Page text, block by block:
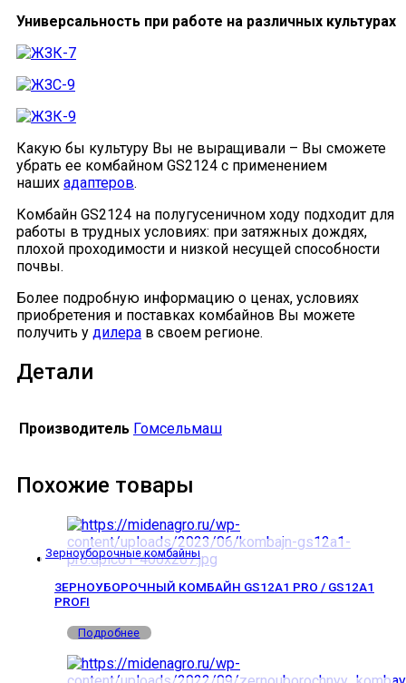
Универсальность при работе на различных культурах
Какую бы культуру Вы не выращивали – Вы сможете
убрать ее комбайном GS2124 с применением
наших адаптеров.
Комбайн GS2124 на полугусеничном ходу подходит для
работы в трудных условиях: при затяжных дождях,
плохой проходимости и низкой несущей способности
почвы.
Более подробную информацию о ценах, условиях
приобретения и поставках комбайнов Вы можете
получить у дилера в своем регионе.
Детали
Производитель Гомсельмаш
Похожие товары
Зерноуборочные комбайны
ЗЕРНОУБОРОЧНЫЙ КОМБАЙН GS12A1 PRO / GS12A1
PROFI
Подробнее